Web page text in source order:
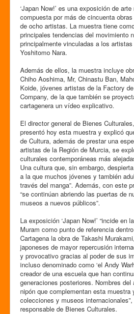
‘Japan Now!’ es una exposición de
compuesta por más de cincuenta
de ocho artistas. La muestra tiene
principales tendencias del movimiento
principalmente vinculadas a los
Yoshitomo Nara.
Además de ellos, la muestra incluye
Chiho Aoshima, Mr, Chinastu Ban,
Koide, jóvenes artistas de la Factory
Company, de la que también se
cartagenera un vídeo explicativo.
El director general de Bienes
presentó hoy esta muestra y explicó
de Cultura, además de prestar una
artistas de la Región de Murcia, se
culturales contemporáneas más
Una cultura que, sin embargo,
a la que muchos jóvenes y también
través del manga”. Además, con este
“se continúan abriendo las puertas de
museos a nuevos públicos”.
La exposición ‘Japan Now!’ “incide en
Muram como punto de referencia
Cartagena la obra de Takashi
japoneses de mayor repercusión
y provocativo gracias al poder de sus
incluso denominado como ‘el Andy
creador de una escuela que han
generaciones posteriores. Nombres del
nipón que complementan esta muestra
colecciones y museos
responsable de Bienes Culturales.